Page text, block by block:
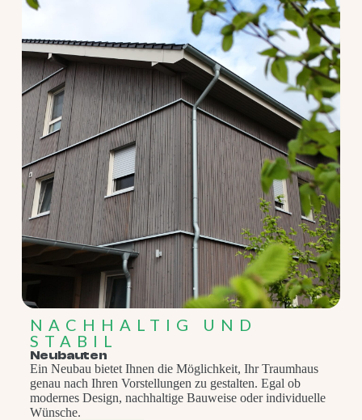
NACHHALTIG UND
STABIL
Neubauten
Ein Neubau bietet Ihnen die Möglichkeit, Ihr Traumhaus
genau nach Ihren Vorstellungen zu gestalten. Egal ob
modernes Design, nachhaltige Bauweise oder individuelle
Wünsche.